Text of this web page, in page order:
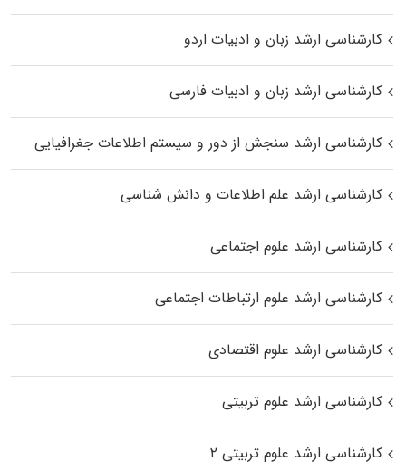
کارشناسی ارشد زبان و ادبیات اردو
کارشناسی ارشد زبان و ادبیات فارسی
کارشناسی ارشد سنجش از دور و سیستم اطلاعات جغرافیایی
کارشناسی ارشد علم اطلاعات و دانش شناسی
کارشناسی ارشد علوم اجتماعی
کارشناسی ارشد علوم ارتباطات اجتماعی
کارشناسی ارشد علوم اقتصادی
کارشناسی ارشد علوم تربیتی
کارشناسی ارشد علوم تربیتی ۲